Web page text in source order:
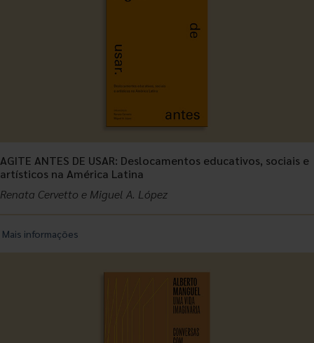
AGITE ANTES DE USAR: Deslocamentos educativos, sociais e
artísticos na América Latina
Renata Cervetto e Miguel A. López
Mais informações